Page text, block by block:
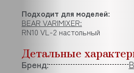
Подходит для моделей:
BEAR VARIMIXER:
RN10 VL-2 настольный
Детальные
Бренд: